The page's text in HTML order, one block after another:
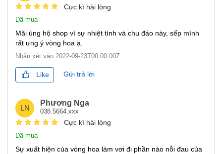
Cực kì hài lòng
Đã mua
Mãi ủng hộ shop vì sự nhiệt tình và chu đáo này, sếp mình
rất ưng ý vòng hoa ạ.
Nhận xét vào 2022-09-23T00:00:00Z
Like Gửi trả lời
LN
Phương Nga
038.5664.xxx
Cực kì hài lòng
Đã mua
Sự xuất hiện của vòng hoa làm vơi đi phần nào nỗi đau của